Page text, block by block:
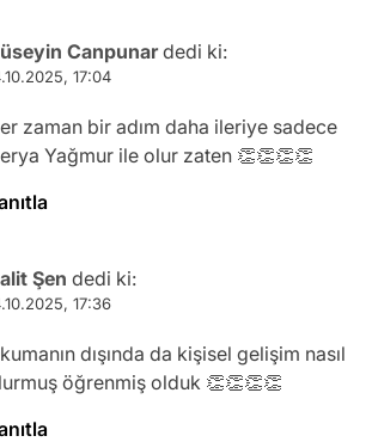
Canpunar dedi ki:
17:04
zaman bir adım daha ileriye sadece
Yağmur ile olur zaten 👏👏👏👏
Şen dedi ki:
17:36
dışında da kişisel gelişim nasıl
öğrenmiş olduk 👏👏👏👏